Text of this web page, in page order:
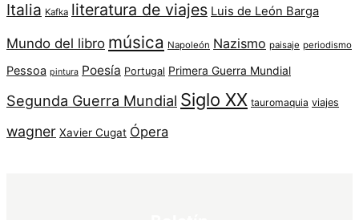
Italia Kafka literatura de viajes Luis de León Barga
Mundo del libro música Napoleón Nazismo paisaje periodismo
Pessoa pintura Poesía Portugal Primera Guerra Mundial
Segunda Guerra Mundial Siglo XX tauromaquia viajes
wagner Xavier Cugat Ópera